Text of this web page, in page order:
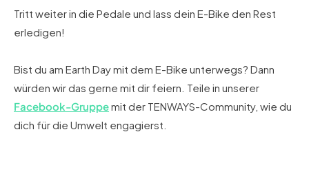
Tritt weiter in die Pedale und lass dein E-Bike den Rest
erledigen!
Bist du am Earth Day mit dem E-Bike unterwegs? Dann
würden wir das gerne mit dir feiern. Teile in unserer
Facebook-Gruppemit der TENWAYS-Community, wie du
dich für die Umwelt engagierst.